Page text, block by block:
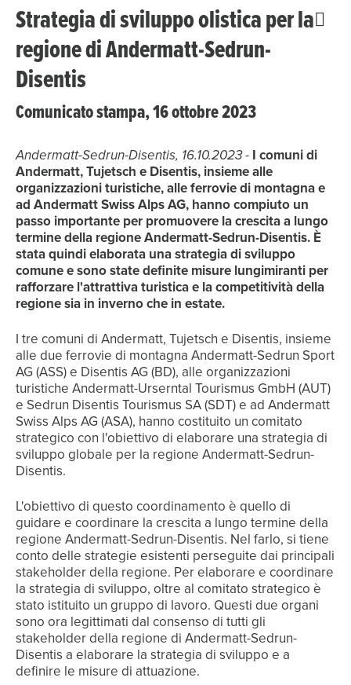
Strategia di sviluppo olistica per la
regione di Andermatt-Sedrun-
Disentis
Comunicato stampa, 16 ottobre 2023
Andermatt-Sedrun-Disentis, 16.10.2023- I comuni di
Andermatt, Tujetsch e Disentis, insieme alle
organizzazioni turistiche, alle ferrovie di montagna e
ad Andermatt Swiss Alps AG, hanno compiuto un
passo importante per promuovere la crescita a lungo
termine della regione Andermatt-Sedrun-Disentis. È
stata quindi elaborata una strategia di sviluppo
comune e sono state definite misure lungimiranti per
rafforzare l'attrattiva turistica e la competitività della
regione sia in inverno che in estate.
I tre comuni di Andermatt, Tujetsch e Disentis, insieme
alle due ferrovie di montagna Andermatt-Sedrun Sport
AG (ASS) e Disentis AG (BD), alle organizzazioni
turistiche Andermatt-Urserntal Tourismus GmbH (AUT)
e Sedrun Disentis Tourismus SA (SDT) e ad Andermatt
Swiss Alps AG (ASA), hanno costituito un comitato
strategico con l'obiettivo di elaborare una strategia di
sviluppo globale per la regione Andermatt-Sedrun-
Disentis.
L'obiettivo di questo coordinamento è quello di
guidare e coordinare la crescita a lungo termine della
regione Andermatt-Sedrun-Disentis. Nel farlo, si tiene
conto delle strategie esistenti perseguite dai principali
stakeholder della regione. Per elaborare e coordinare
la strategia di sviluppo, oltre al comitato strategico è
stato istituito un gruppo di lavoro. Questi due organi
sono ora legittimati dal consenso di tutti gli
stakeholder della regione di Andermatt-Sedrun-
Disentis a elaborare la strategia di sviluppo e a
definire le misure di attuazione.